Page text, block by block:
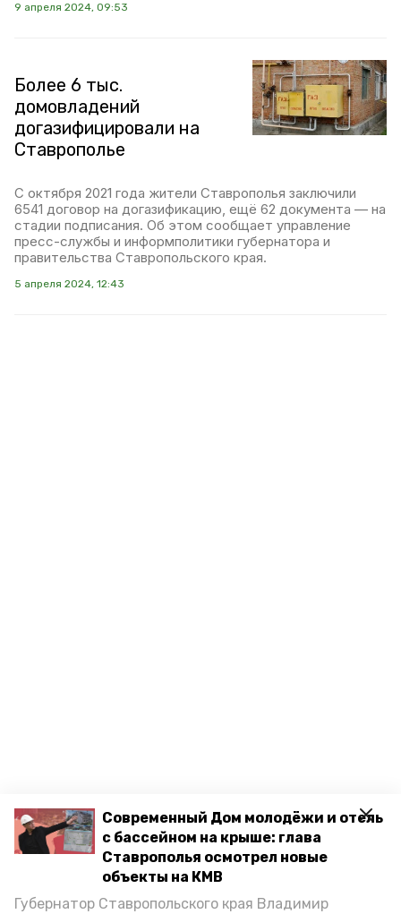
Современный Дом молодёжи и отель
с бассейном на крыше: глава
Ставрополья осмотрел новые
объекты на КМВ
Губернатор Ставропольского края Владимир
9 апреля 2024, 09:53
Более 6 тыс.
домовладений
догазифицировали на
Ставрополье
С октября 2021 года жители Ставрополья заключили
6541 договор на догазификацию, ещё 62 документа — на
стадии подписания. Об этом сообщает управление
пресс-службы и информполитики губернатора и
правительства Ставропольского края.
5 апреля 2024, 12:43